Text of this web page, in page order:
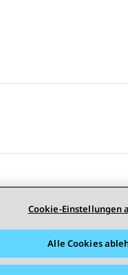
Barrierefreiheit
Cookie-Einstellungen
Alle Cookies